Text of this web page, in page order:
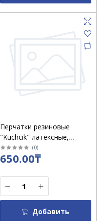
Перчатки резиновые
"Kuchcik" латексные,
размер L /3503
(0)
650.00₸
Добавить